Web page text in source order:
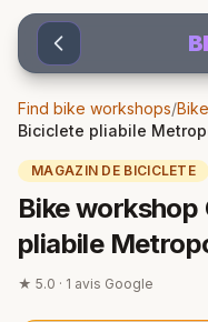
Sari la conținut
Find bike workshops/
Biciclete pliabile
MAGAZIN DE BICICLETE
Bike
pliabile
★ 5.0 · 1 avis Google